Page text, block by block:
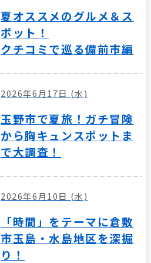
夏オススメのグルメ＆ス
ポット！
クチコミで巡る備前市編
2026年6月17日 (水)
玉野市で夏旅！ガチ冒険
から胸キュンスポットま
で大調査！
2026年6月10日 (水)
「時間」をテーマに倉敷
市玉島・水島地区を深掘
り！